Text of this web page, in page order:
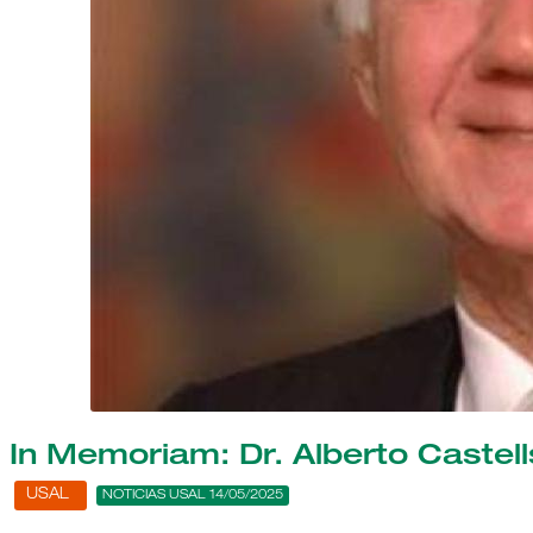
In Memoriam: Dr. Alberto
USAL NOTICIAS USAL 14/05/2025